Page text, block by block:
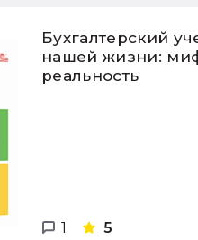
Бухгалтерский
нашей жизни:
реальность
1 5